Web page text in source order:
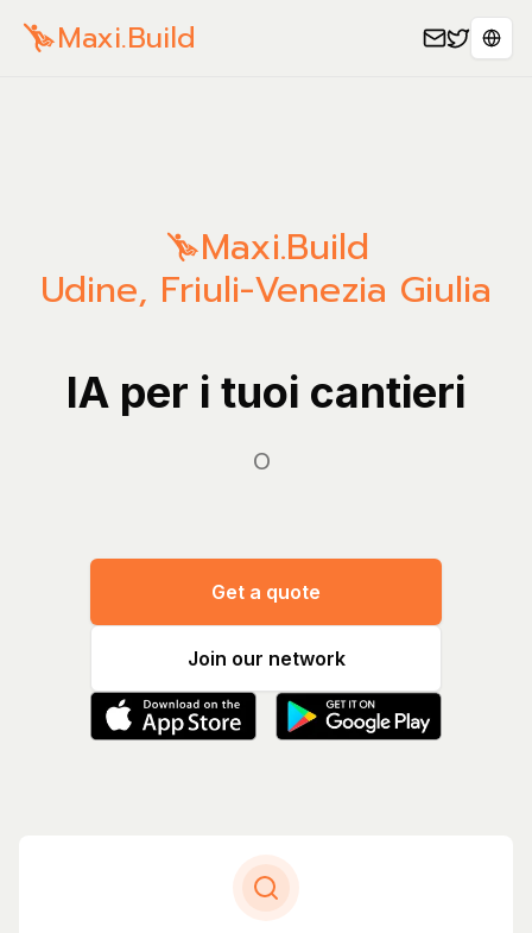
Maxi.Build
Maxi.Build
Udine, Friuli-Venezia Giulia
IA per i tuoi cantieri
Gesti
Get a quote
Join our network